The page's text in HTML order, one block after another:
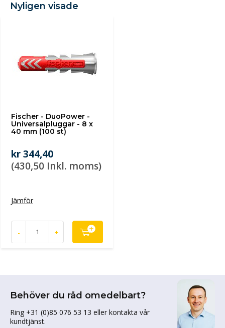
Nyligen visade
Fischer - DuoPower -
Universalpluggar - 8 x
40 mm (100 st)
kr 344,40
(430,50 Inkl. moms)
Jämför
- +
Behöver du råd omedelbart?
Ring +31 (0)85 076 53 13 eller kontakta vår
kundtjänst.